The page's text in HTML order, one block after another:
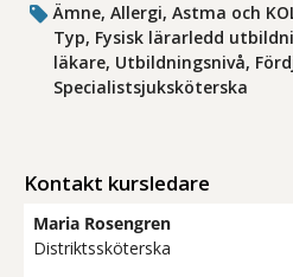
Ämne, Allergi, Astma och
Typ, Fysisk lärarledd
läkare, Utbildningsnivå,
Specialistsjuksköterska
Kontakt kursledare
Maria Rosengren
Distriktssköterska